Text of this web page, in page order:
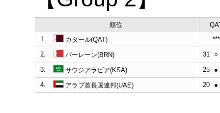
順位
1.
カタール(QAT) ***
2. バーレーン(BRN) 31 ○
3. サウジアラビア(KSA) 25 ●
4. アラブ首長国連邦(UAE) 20 ●